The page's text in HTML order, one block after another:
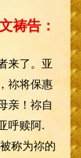
祷告：
来了。亚
祢将保惠
亲！祢自
呼赎阿.
称为祢的